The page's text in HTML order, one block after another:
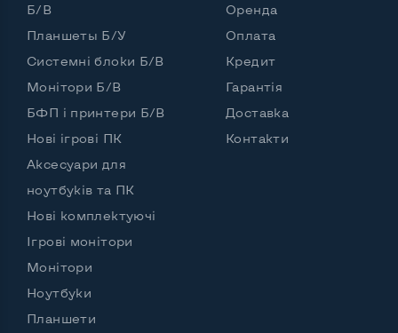
Б/В
Планшеты Б/У
Системні блоки Б/В
Монітори Б/В
БФП і принтери Б/В
Нові ігрові ПК
Аксесуари для
ноутбуків та ПК
Нові комплектуючі
Ігрові монітори
Монітори
Ноутбуки
Планшети
Оренда
Оплата
Кредит
Гарантія
Доставка
Контакти